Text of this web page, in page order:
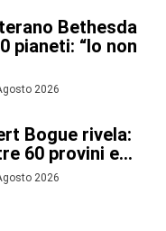
Bethesda
pianeti: “Io non
2026
Bogue rivela:
60 provini e...
2026